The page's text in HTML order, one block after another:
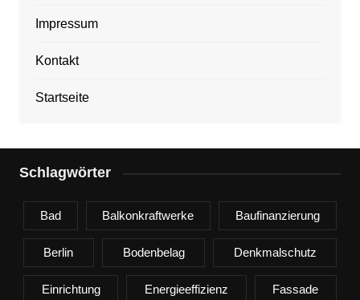
Impressum
Kontakt
Startseite
Schlagwörter
Bad Balkonkraftwerke Baufinanzierung
Berlin Bodenbelag Denkmalschutz
Einrichtung Energieeffizienz Fassade